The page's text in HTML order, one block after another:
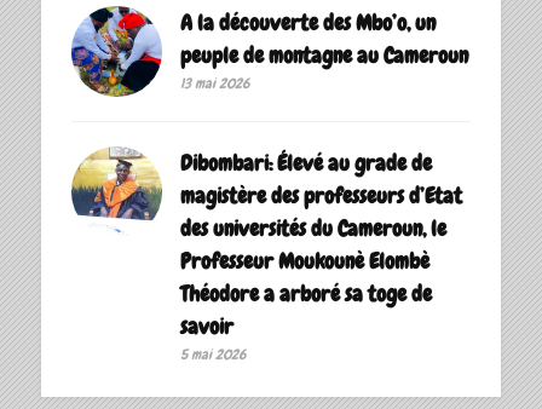
A la découverte des Mbo’o, un
peuple de montagne au Cameroun
13 mai 2026
Dibombari: Élevé au grade de
magistère des professeurs d’Etat
des universités du Cameroun, le
Professeur Moukounè Elombè
Théodore a arboré sa toge de
savoir ‎
5 mai 2026